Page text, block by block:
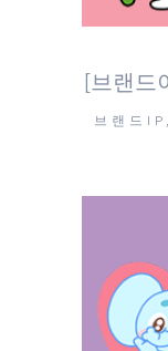
[브랜드
브랜드